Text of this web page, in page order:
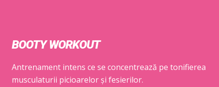
BOOTY WORKOUT
Antrenament intens ce se concentrează pe tonifierea
musculaturii picioarelor și fesierilor.